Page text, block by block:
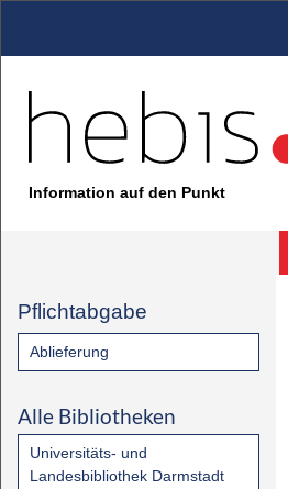
Information auf den Punkt
Pflichtabgabe
Ablieferung
Alle Bibliotheken
Universitäts- und
Landesbibliothek Darmstadt